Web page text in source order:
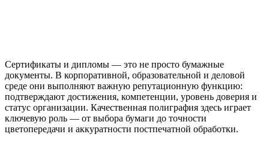
Сертификаты и дипломы — это не просто бумажные
документы. В корпоративной, образовательной и деловой
среде они выполняют важную репутационную функцию:
подтверждают достижения, компетенции, уровень доверия и
статус организации. Качественная полиграфия здесь играет
ключевую роль — от выбора бумаги до точности
цветопередачи и аккуратности постпечатной обработки.